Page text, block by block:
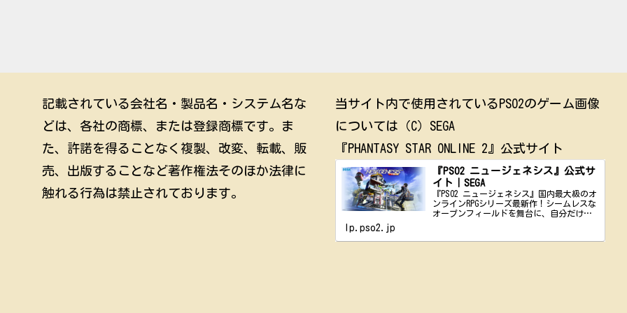
記載されている会社名・製品名・システム名な
どは、各社の商標、または登録商標です。ま
た、許諾を得ることなく複製、改変、転載、販
売、出版することなど著作権法そのほか法律に
触れる行為は禁止されております。
当サイト内で使用されているPSO2のゲーム画像
については（C）SEGA
『PHANTASY STAR ONLINE 2』公式サイト
『PSO2 ニュージェネシス』公式サ
イト｜SEGA
『PSO2 ニュージェネシス』国内最大級のオ
ンラインRPGシリーズ最新作！シームレスな
オープンフィールドを舞台に、自分だけの
lp.pso2.jp